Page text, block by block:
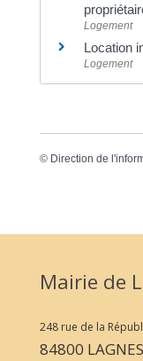
Logement
Location
Logement
© Direction de
Mairie de
248 rue de la
84800 LAGNES